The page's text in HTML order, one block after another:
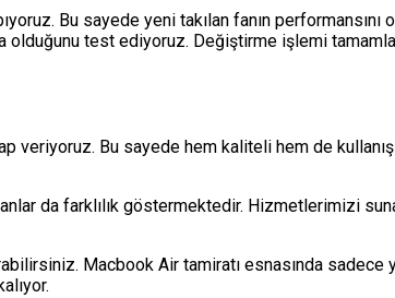
Bu sayede yeni takılan fanın
test ediyoruz. Değiştirme işlemi
Bu sayede hem kaliteli hem de
da farklılık göstermektedir. Hizmetlerimizi
Macbook Air tamiratı esnasında